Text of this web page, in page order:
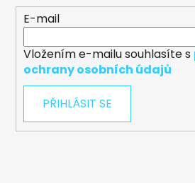
E-mail
Vložením e-mailu souhlasíte s
ochrany osobních údajů
PŘIHLÁSIT SE